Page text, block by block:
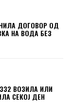
ДОГОВОР ОД
НА ВОДА БЕЗ
ВОЗИЛА ИЛИ
СЕКОЈ ДЕН